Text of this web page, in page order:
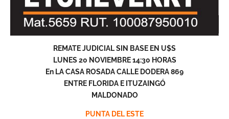
REMATE JUDICIAL SIN BASE EN U$S
LUNES 20 NOVIEMBRE 14:30 HORAS
En LA CASA ROSADA CALLE DODERA 869
ENTRE FLORIDA E ITUZAINGÓ
MALDONADO
PUNTA DEL ESTE